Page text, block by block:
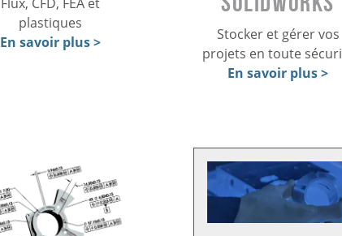
plastiques
En savoir plus >
Stocker et gérer vos
projets en toute
En savoir plus >